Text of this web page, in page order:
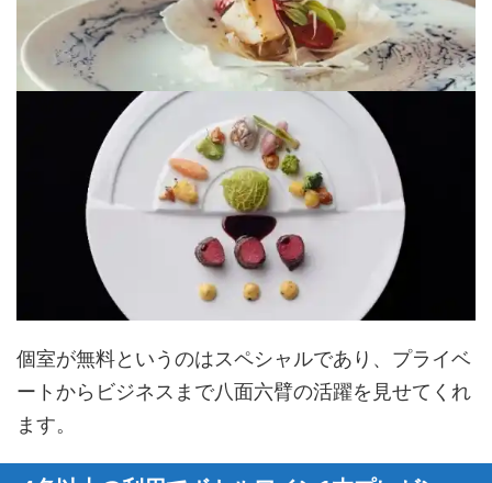
個室が無料というのはスペシャルであり、プライベ
ートからビジネスまで八面六臂の活躍を見せてくれ
ます。